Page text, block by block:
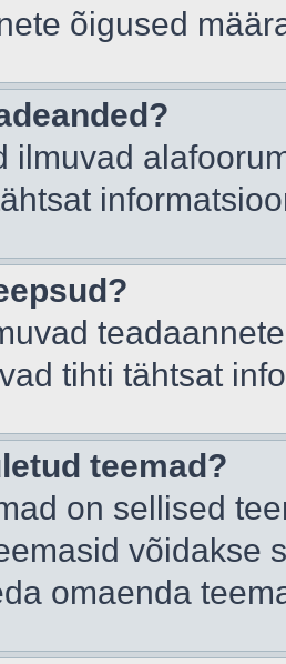
õigused
ilmuvad
tihti tähtsat
teemad?
on sellised
võidakse
omaenda